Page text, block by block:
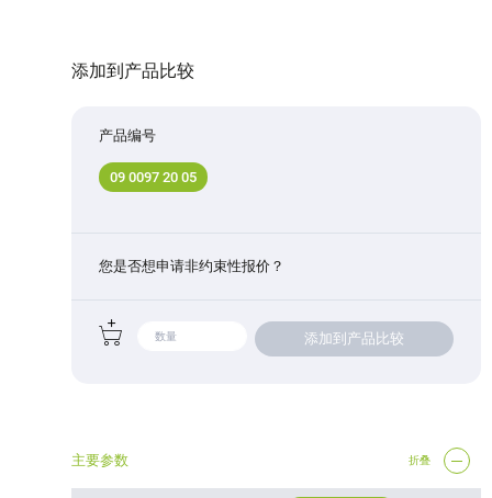
添加到产品比较
产品编号
09 0097 20 05
您是否想申请非约束性报价？
添加到产品比较
主要参数 折叠